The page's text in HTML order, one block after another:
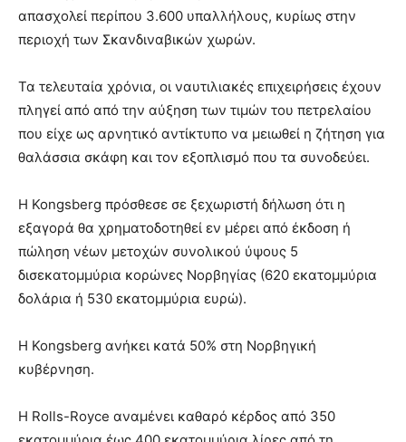
απασχολεί περίπου 3.600 υπαλλήλους, κυρίως στην
περιοχή των Σκανδιναβικών χωρών.
Τα τελευταία χρόνια, οι ναυτιλιακές επιχειρήσεις έχουν
πληγεί από από την αύξηση των τιμών του πετρελαίου
που είχε ως αρνητικό αντίκτυπο να μειωθεί η ζήτηση για
θαλάσσια σκάφη και τον εξοπλισμό που τα συνοδεύει.
Η Kongsberg πρόσθεσε σε ξεχωριστή δήλωση ότι η
εξαγορά θα χρηματοδοτηθεί εν μέρει από έκδοση ή
πώληση νέων μετοχών συνολικού ύψους 5
δισεκατομμύρια κορώνες Νορβηγίας (620 εκατομμύρια
δολάρια ή 530 εκατομμύρια ευρώ).
Η Kongsberg ανήκει κατά 50% στη Νορβηγική
κυβέρνηση.
Η Rolls-Royce αναμένει καθαρό κέρδος από 350